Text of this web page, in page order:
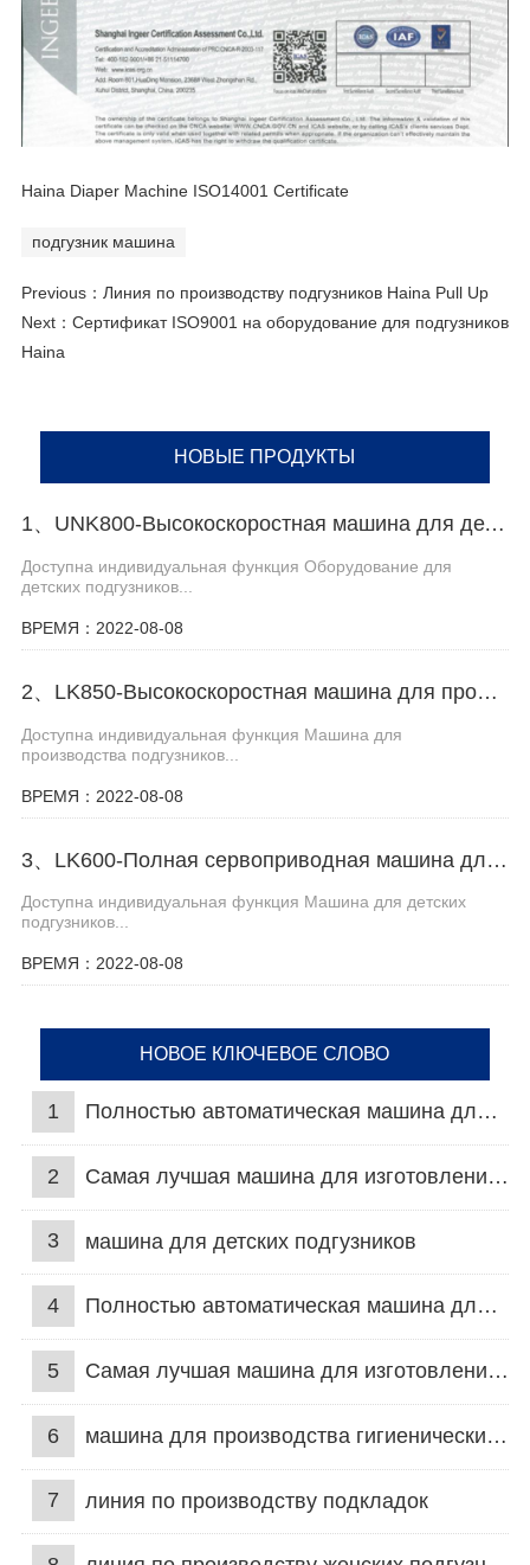
Haina Diaper Machine ISO14001 Certificate
подгузник машина
Previous： Линия по производству подгузников Haina Pull Up
Next： Сертификат ISO9001 на оборудование для подгузников
Haina
НОВЫЕ ПРОДУКТЫ
1、UNK800-Высокоскоростная машина для детских подгузников
Доступна индивидуальная функция Оборудование для
детских подгузников​...
ВРЕМЯ：2022-08-08
2、LK850-Высокоскоростная машина для производства детских подгузников
Доступна индивидуальная функция Машина для
производства подгузников​...
ВРЕМЯ：2022-08-08
3、LK600-Полная сервоприводная машина для производства детских подгузников
Доступна индивидуальная функция Машина для детских
подгузников​...
ВРЕМЯ：2022-08-08
НОВОЕ КЛЮЧЕВОЕ СЛОВО
1 Полностью автоматическая машина для подгузников для взрослых
2 Самая лучшая машина для изготовления подгузников
3 машина для детских подгузников
4 Полностью автоматическая машина для подгузников для взрослых
5 Самая лучшая машина для изготовления подгузников
6 машина для производства гигиенических прокладок
7 линия по производству подкладок